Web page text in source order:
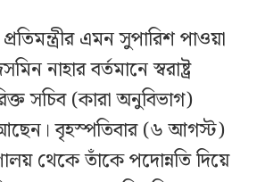
এমন সুপারিশ পাওয়া
নাহার বর্তমানে স্বরাষ্ট্র
সচিব (কারা অনুবিভাগ)
বৃহস্পতিবার (৬ আগস্ট)
থেকে তাঁকে পদোন্নতি দিয়ে